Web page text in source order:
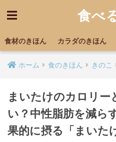
食べ
食材のきほん カラダのきほん
ホーム 食のきほん きのこ
まいたけのカロリー
い？中性脂肪を減ら
果的に摂る「まいた